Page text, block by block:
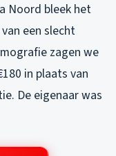
Noord bleek het
een slecht
zagen we
in plaats van
De eigenaar was